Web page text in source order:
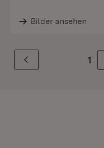
Bilder ansehen
Zurück 1